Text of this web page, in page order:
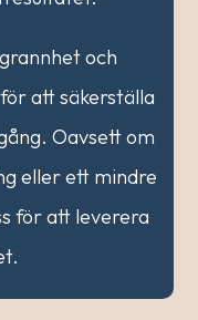
och
att säkerställa
Oavsett om
eller ett mindre
för att leverera